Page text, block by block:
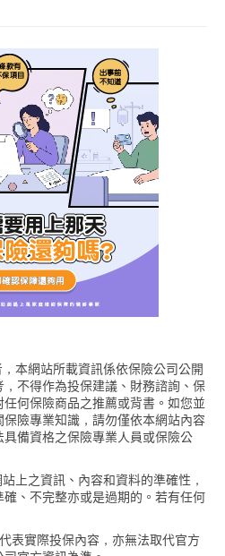
本網站所載資訊係依保險公司公開
不得作為投保建議、財務諮詢、保
何保險商品之推薦或背書。如您並
險專業知識，請勿僅依本網站內容
備資格之保險專業人員或保險公
上之資訊、內容和資料的準確性，
、不完整亦或是過期的。若有任何
表實際投保內容，亦無法取代官方